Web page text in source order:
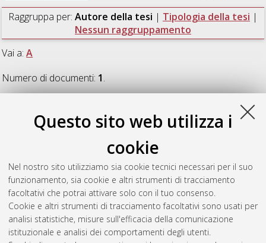
Questo sito web utilizza i
cookie
Nel nostro sito utilizziamo sia cookie tecnici necessari per il suo
funzionamento, sia cookie e altri strumenti di tracciamento
facoltativi che potrai attivare solo con il tuo consenso.
Cookie e altri strumenti di tracciamento facoltativi sono usati per
analisi statistiche, misure sull'efficacia della comunicazione
istituzionale e analisi dei comportamenti degli utenti.
Raggruppa per: Autore della tesi | Tipologia della tesi |
Nessun raggruppamento
Vai a:A
Numero di documenti: 1.
Sistema integrato per il monitoraggio
[Laurea magistrale], Università di Bologna, Corso di Studio in
Ingegneria elettronica e telecomunicazioni per l'energia [LM-
DM270] - Cesena, Documento ad accesso riservato.
Questa lista e' stata generata ilThu Aug 6 15:04:45 2026